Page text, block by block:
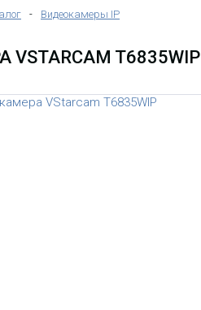
- Видеокамеры IP
VSTARCAM T6835WIP